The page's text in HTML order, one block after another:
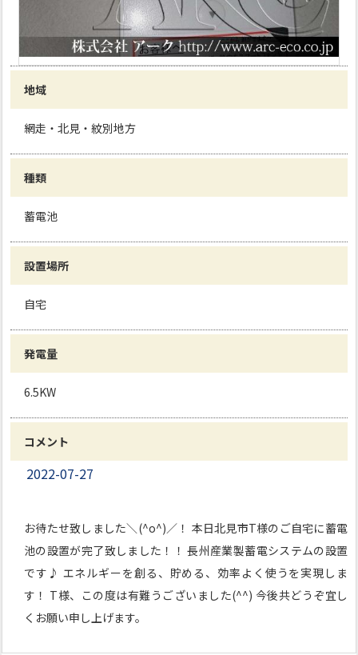
地域
網走・北見・紋別地方
種類
蓄電池
設置場所
自宅
発電量
6.5KW
コメント
2022-07-27
お待たせ致しました＼(^o^)／！ 本日北見市T様のご自宅に蓄電
池の設置が完了致しました！！ 長州産業製蓄電システムの設置
です♪ エネルギーを創る、貯める、効率よく使うを実現しま
す！ T様、この度は有難うございました(^^) 今後共どうぞ宜し
くお願い申し上げます。